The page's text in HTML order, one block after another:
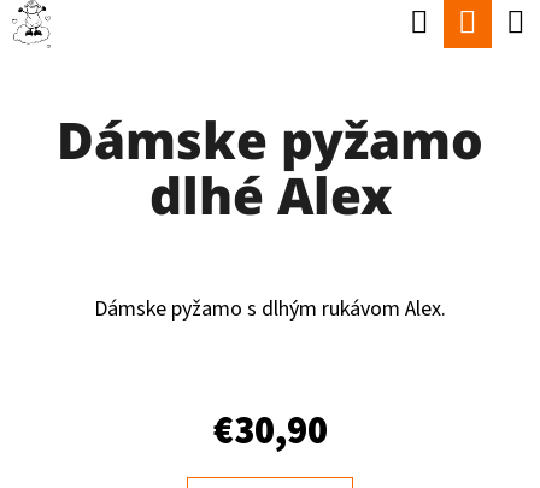
Prejsť
Hľadať
Dámske pyžamo
dlhé Alex
Dámske pyžamo s dlhým rukávom Alex.
€30,90
K
O